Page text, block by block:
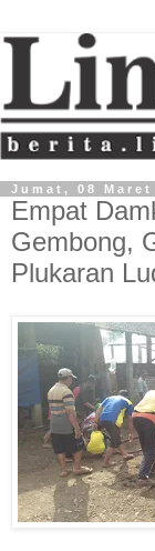
Jumat, 08 Maret
Empat
Gembong,
Plukaran